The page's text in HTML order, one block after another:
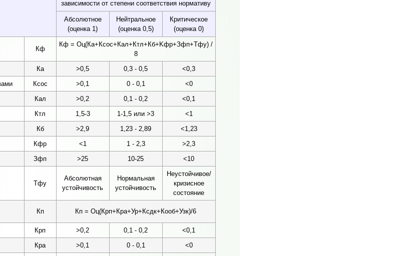
зависимости от степени соответствия нормативу
Абсолютное
(оценка 1)
Нейтральное
(оценка 0,5)
Критическое
(оценка 0)
Кф
Кф = Оц(Ка+Ксос+Кал+Ктл+Кб+Kфр+Зфп+Тфу) /
8
Ка >0,5 0,3 - 0,5
<0,3
Ксос >0,1 0 - 0,1
<0
Кал >0,2 0,1 - 0,2
<0,1
Ктл 1,5-3 1-1,5 или >3
<1
Кб >2,9 1,23 - 2,89
<1,23
Кфр <1 1 - 2,3
>2,3
Зфп >25 10-25 <10
Тфу
Абсолютная
устойчивость
Нормальная
устойчивость
Неустойчивое/
кризисное
состояние
Кп Кп = Оц(Крп+Кра+Ур+Ксдк+Кооб+Узк)/6
Крп >0,2 0,1 - 0,2
<0,1
Кра >0,1 0 - 0,1 <0